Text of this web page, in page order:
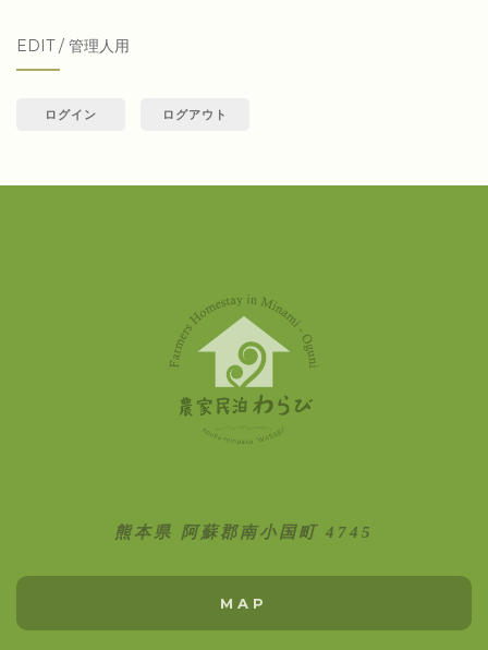
象:
EDIT / 管理人用
ログイン ログアウト
熊本県 阿蘇郡南小国町 4745
MAP